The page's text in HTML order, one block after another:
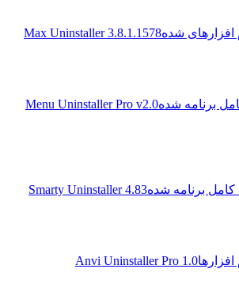
شدهMax Uninstaller 3.8.1.1578
شدهMenu Uninstaller Pro v2.0
برنامه شدهSmarty Uninstaller 4.83
Anvi Uninstaller Pro 1.0